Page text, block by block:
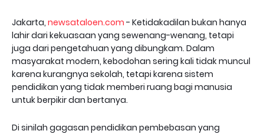
Jakarta, newsataloen.com - Ketidakadilan bukan hanya
lahir dari kekuasaan yang sewenang-wenang, tetapi
juga dari pengetahuan yang dibungkam. Dalam
masyarakat modern, kebodohan sering kali tidak muncul
karena kurangnya sekolah, tetapi karena sistem
pendidikan yang tidak memberi ruang bagi manusia
untuk berpikir dan bertanya.
Di sinilah gagasan pendidikan pembebasan yang